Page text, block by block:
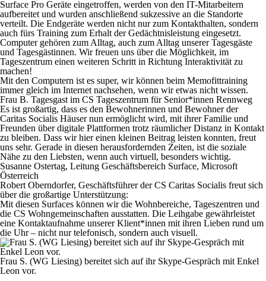
Surface Pro Geräte eingetroffen, werden von den IT-Mitarbeitern
aufbereitet und wurden anschließend sukzessive an die Standorte
verteilt. Die Endgeräte werden nicht nur zum Kontakthalten, sondern
auch fürs Training zum Erhalt der Gedächtnisleistung eingesetzt.
Computer gehören zum Alltag, auch zum Alltag unserer Tagesgäste
und Tagesgästinnen. Wir freuen uns über die Möglichkeit, im
Tageszentrum einen weiteren Schritt in Richtung Interaktivität zu
machen!
Mit den Computern ist es super, wir können beim Memofittraining
immer gleich im Internet nachsehen, wenn wir etwas nicht wissen.
Frau B. Tagesgast im CS Tageszentrum für Senior*innen Rennweg
Es ist großartig, dass es den Bewohnerinnen und Bewohner der
Caritas Socialis Häuser nun ermöglicht wird, mit ihrer Familie und
Freunden über digitale Plattformen trotz räumlicher Distanz in Kontakt
zu bleiben. Dass wir hier einen kleinen Beitrag leisten konnten, freut
uns sehr. Gerade in diesen herausfordernden Zeiten, ist die soziale
Nähe zu den Liebsten, wenn auch virtuell, besonders wichtig.
Susanne Ostertag, Leitung Geschäftsbereich Surface, Microsoft
Österreich
Robert Oberndorfer, Geschäftsführer der CS Caritas Socialis freut sich
über die großartige Unterstützung:
Mit diesen Surfaces können wir die Wohnbereiche, Tageszentren und
die CS Wohngemeinschaften ausstatten. Die Leihgabe gewährleistet
eine Kontaktaufnahme unserer Klient*innen mit ihren Lieben rund um
die Uhr – nicht nur telefonisch, sondern auch visuell.
Frau S. (WG Liesing) bereitet sich auf ihr Skype-Gespräch mit Enkel
Leon vor.